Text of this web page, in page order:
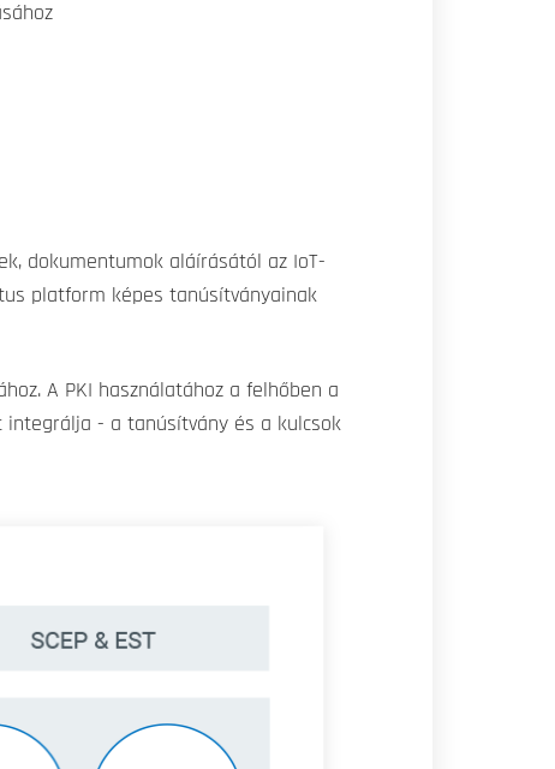
dokumentumok aláírásától az IoT-
platform képes tanúsítványainak
A PKI használatához a felhőben a
integrálja - a tanúsítvány és a kulcsok